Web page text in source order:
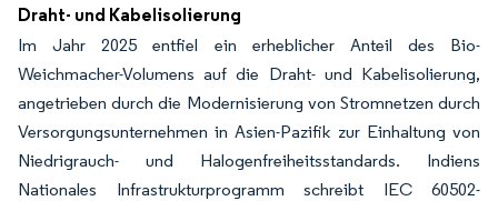
Draht- und Kabelisolierung
Im Jahr 2025 entfiel ein erheblicher Anteil des Bio-
Weichmacher-Volumens auf die Draht- und Kabelisolierung,
angetrieben durch die Modernisierung von Stromnetzen durch
Versorgungsunternehmen in Asien-Pazifik zur Einhaltung von
Niedrigrauch- und Halogenfreiheitsstandards. Indiens
Nationales Infrastrukturprogramm schreibt IEC 60502-